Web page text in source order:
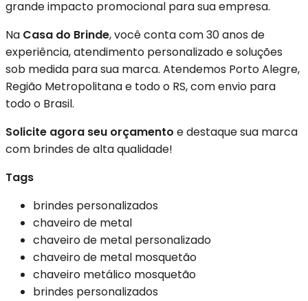
grande impacto promocional para sua empresa.
Na Casa do Brinde, você conta com 30 anos de
experiência, atendimento personalizado e soluções
sob medida para sua marca. Atendemos Porto Alegre,
Região Metropolitana e todo o RS, com envio para
todo o Brasil.
Solicite agora seu orçamento e destaque sua marca
com brindes de alta qualidade!
Tags
brindes personalizados
chaveiro de metal
chaveiro de metal personalizado
chaveiro de metal mosquetão
chaveiro metálico mosquetão
brindes personalizados